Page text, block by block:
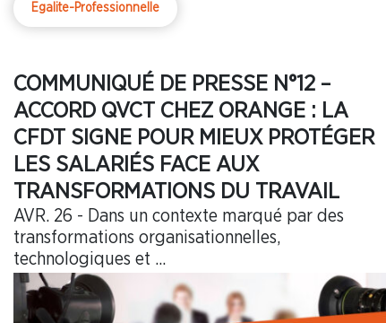
Egalite-Professionnelle
COMMUNIQUÉ DE PRESSE N°12 –
ACCORD QVCT CHEZ ORANGE : LA
CFDT SIGNE POUR MIEUX PROTÉGER
LES SALARIÉS FACE AUX
TRANSFORMATIONS DU TRAVAIL
AVR. 26 - Dans un contexte marqué par des
transformations organisationnelles,
technologiques et ...